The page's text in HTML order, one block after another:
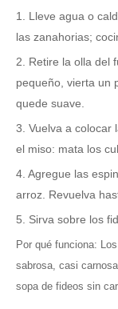
1. Lleve agua o
las zanahorias;
2. Retire la olla del
pequeño, vierta un
quede suave.
3. Vuelva a colocar
el miso: mata los
4. Agregue las
arroz. Revuelva
5. Sirva sobre los
Por qué funciona:
sabrosa, casi
sopa de fideos sin